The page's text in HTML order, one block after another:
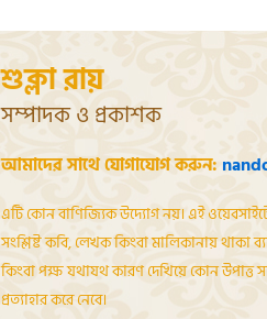
শুক্লা রায়
সম্পাদক ও প্রকাশক
আমাদের সাথে যোগাযোগ করুন:
এটি কোন বাণিজ্যিক উদ্যোগ নয়। এই
সংশ্লিষ্ট কবি, লেখক কিংবা মালিকানায় থাকা
কিংবা পক্ষ যথাযথ কারণ দেখিয়ে কোন উপাত্ত
প্রত্যাহার করে নেবে।